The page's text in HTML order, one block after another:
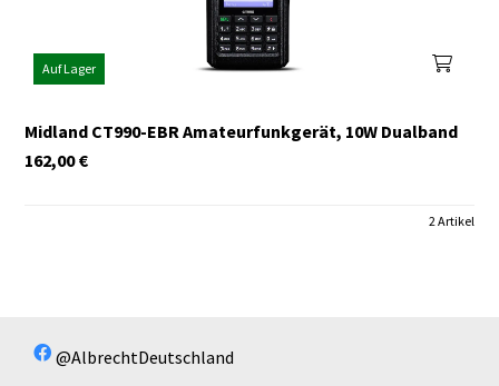
Auf Lager
Midland CT990-EBR Amateurfunkgerät, 10W Dualband
€
162,00
2 Artikel
@AlbrechtDeutschland